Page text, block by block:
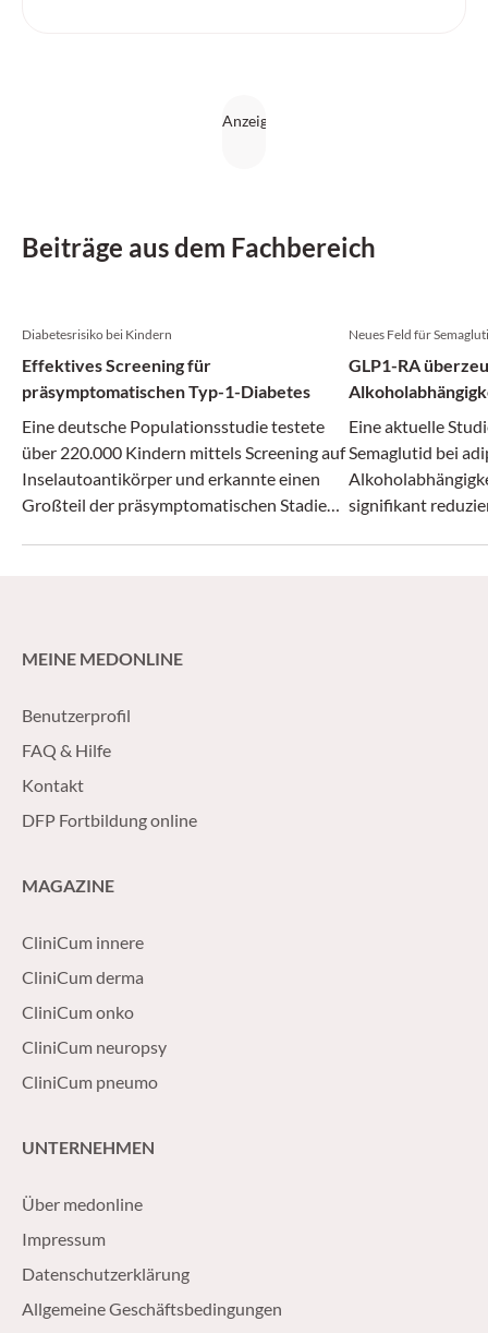
Beiträge aus dem Fachbereich
Diabetesrisiko bei Kindern
Effektives Screening für
präsymptomatischen Typ-1-Diabetes
Eine deutsche Populationsstudie testete
über 220.000 Kindern mittels Screening auf
Inselautoantikörper und erkannte einen
Großteil der präsymptomatischen Stadien
Neues Feld für
GLP1-RA
Eine aktuelle
Semaglutid bei
signifikant
MEINE MEDONLINE
Benutzerprofil
FAQ & Hilfe
Kontakt
DFP Fortbildung online
MAGAZINE
CliniCum innere
CliniCum derma
CliniCum onko
CliniCum neuropsy
CliniCum pneumo
UNTERNEHMEN
Über medonline
Impressum
Datenschutzerklärung
Allgemeine Geschäftsbedingungen